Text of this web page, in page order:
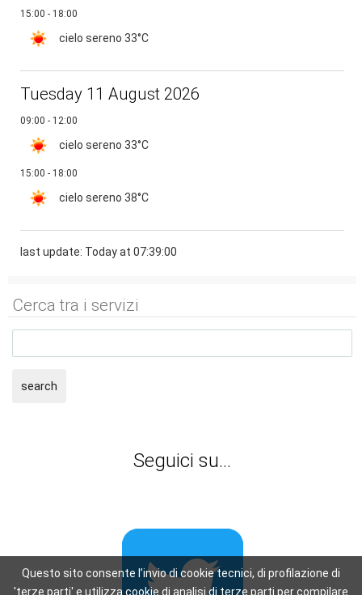
15:00 - 18:00
cielo sereno 33°C
Tuesday 11 August 2026
09:00 - 12:00
cielo sereno 33°C
15:00 - 18:00
cielo sereno 38°C
last update: Today at 07:39:00
Cerca tra i servizi
search
Seguici su...
Questo sito consente l’invio di cookie tecnici, di profilazione di
'terze parti' e utilizza cookie di analisi di terze parti per compilare